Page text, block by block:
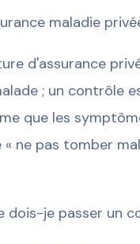
maladie
d'assurance
; un contrôle
que les
ne pas tomber
dois-je passer un